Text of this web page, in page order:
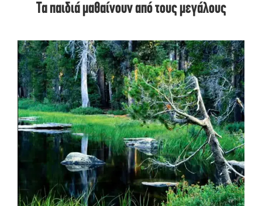
Τα παιδιά μαθαίνουν από τους μεγάλους